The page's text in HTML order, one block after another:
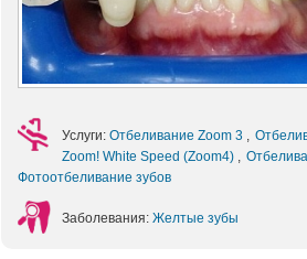
Услуги: Отбеливание Zoom 3 ,
Zoom! White Speed (Zoom4) ,
Фотоотбеливание зубов
Заболевания: Желтые зубы